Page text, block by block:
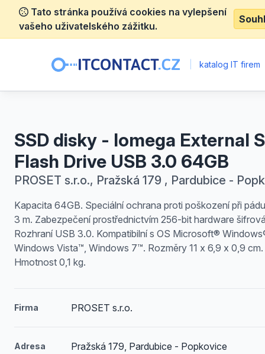
Tato stránka používá cookies na vylepšení
vašeho uživatelského zážitku.
katalog IT firem
SSD disky - Iomega External
Flash Drive USB 3.0 64GB
PROSET s.r.o., Pražská 179 , Pardubice -
Kapacita 64GB. Speciální ochrana proti poškození při
3 m. Zabezpečení prostřednictvím 256-bit hardware
Rozhraní USB 3.0. Kompatibilní s OS Microsoft®
Windows Vista™, Windows 7™. Rozměry 11 x 6,9 x 0,9 cm.
Hmotnost 0,1 kg.
Firma PROSET s.r.o.
Adresa Pražská 179, Pardubice - Popkovice